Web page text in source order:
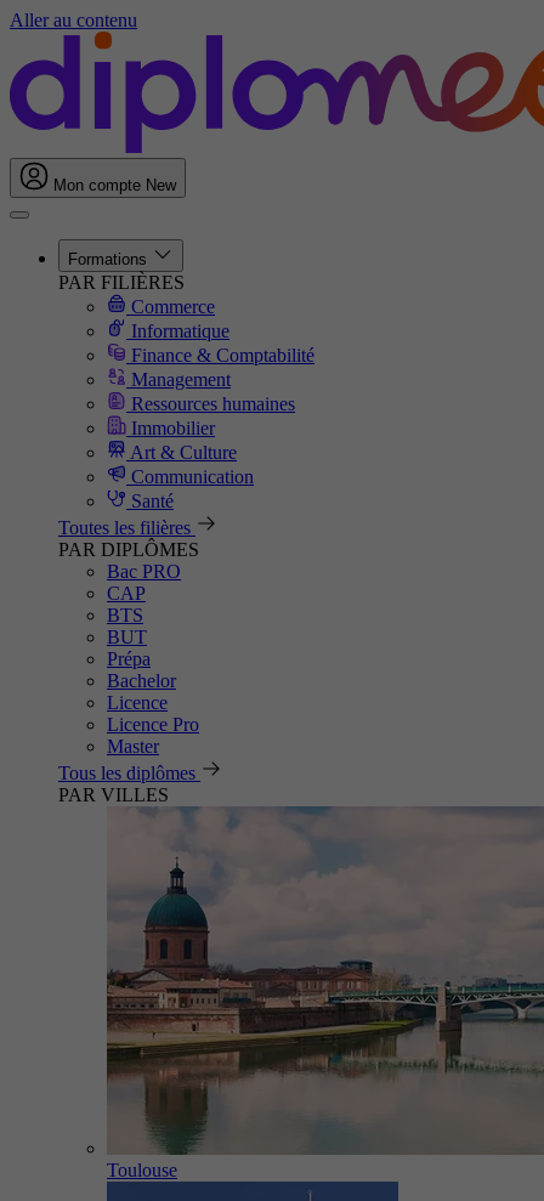
Aller au contenu
Mon compte New
Formations
PAR FILIÈRES
Commerce
Informatique
Finance & Comptabilité
Management
Ressources humaines
Immobilier
Art & Culture
Communication
Santé
Toutes les filières
PAR DIPLÔMES
Bac PRO
CAP
BTS
BUT
Prépa
Bachelor
Licence
Licence Pro
Master
Tous les diplômes
PAR VILLES
Toulouse